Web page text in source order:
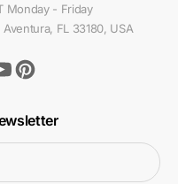
Monday - Friday
FL 33180, USA
Pinterest